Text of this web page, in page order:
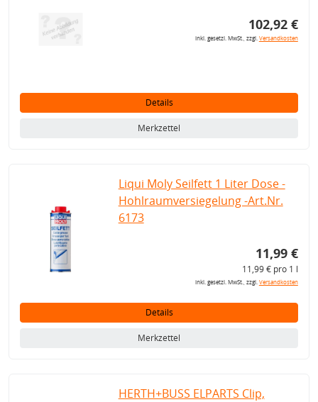
102,92 €
inkl. gesetzl. MwSt., zzgl.Versandkosten
Details
Merkzettel
Liqui Moly Seilfett 1 Liter Dose -
Hohlraumversiegelung -Art.Nr.
6173
11,99 €
11,99 € pro 1 l
inkl. gesetzl. MwSt., zzgl.Versandkosten
Details
Merkzettel
HERTH+BUSS ELPARTS Clip,